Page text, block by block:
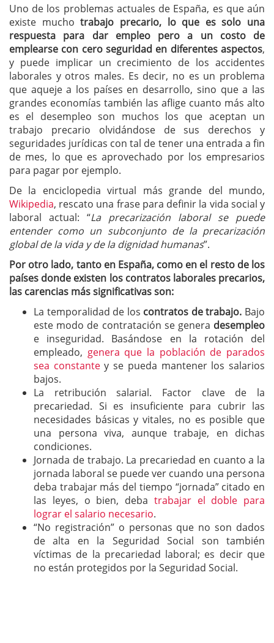
Uno de los problemas actuales de España, es que aún
existe muchotrabajo precario, lo que es solo una
respuesta para dar empleo pero a un costo de
emplearse con cero seguridad en diferentes aspectos,
y puede implicar un crecimiento de los accidentes
laborales y otros males. Es decir, no es un problema
que aqueje a los países en desarrollo, sino que a las
grandes economías también las aflige cuanto más alto
es el desempleo son muchos los que aceptan un
trabajo precario olvidándose de sus derechos y
seguridades jurídicas con tal de tener una entrada a fin
de mes, lo que es aprovechado por los empresarios
para pagar por ejemplo.
De la enciclopedia virtual más grande del mundo,
Wikipedia, rescato una frase para definir la vida social y
laboral actual: “La precarización laboral se puede
entender como un subconjunto de la precarización
global de la vida y de la dignidad humanas”.
Por otro lado, tanto en España, como en el resto de los
países donde existen los contratos laborales precarios,
las carencias más significativas son:
La temporalidad de los contratos de trabajo. Bajo
este modo de contratación se genera desempleo
e inseguridad. Basándose en la rotación del
empleado, genera que la población de parados
sea constantey se pueda mantener los salarios
bajos.
La retribución salarial. Factor clave de la
precariedad. Si es insuficiente para cubrir las
necesidades básicas y vitales, no es posible que
una persona viva, aunque trabaje, en dichas
condiciones.
Jornada de trabajo. La precariedad en cuanto a la
jornada laboral se puede ver cuando una persona
deba trabajar más del tiempo “jornada” citado en
las leyes, o bien, deba trabajar el doble para
lograr el salario necesario.
“No registración” o personas que no son dados
de alta en la Seguridad Social son también
víctimas de la precariedad laboral; es decir que
no están protegidos por la Seguridad Social.